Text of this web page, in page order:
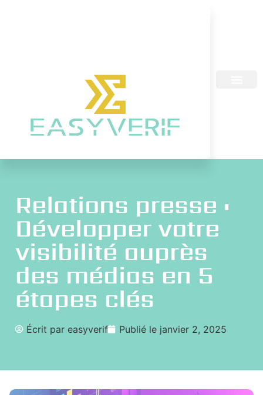
Relations presse :
Développer votre
visibilité auprès
des médias en 5
étapes clés
Écrit par easyverif Publié le janvier 2, 2025